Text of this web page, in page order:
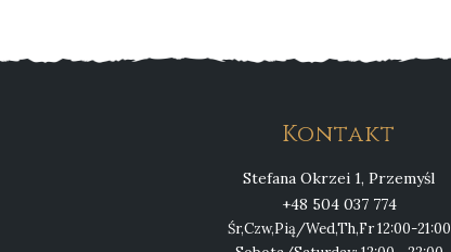
Kontakt
Stefana Okrzei 1, Przemyśl
+48 504 037 774
Śr,Czw,Pią/Wed,Th,Fr 12:00-21:00